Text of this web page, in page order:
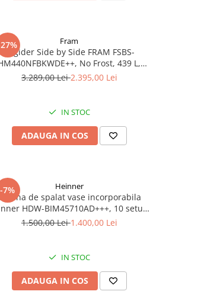
Fram
Frigider Side by Side FRAM FSBS-
No Frost, 439 L,
Dozator apă, Display Touch, Inverter,
3.289,00 Lei2.395,00 Lei
IN STOC
ADAUGA IN COS
-7% Heinner
de spalat vase incorporabila
HDW-BIM45710AD+++, 10 seturi,
Display LED, Auto-door opening,
1.500,00 Lei1.400,00 Lei
IN STOC
ADAUGA IN COS